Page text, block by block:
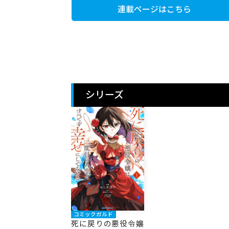
連載ページはこちら
シリーズ
コミックガルド
死に戻りの悪役令嬢